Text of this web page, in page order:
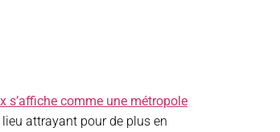
s’affiche comme une métropole
attrayant pour de plus en